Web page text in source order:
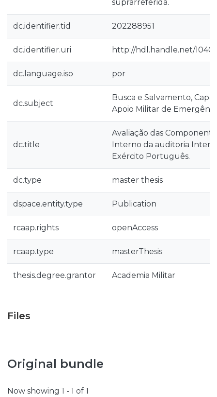
suprarreferida.
dc.identifier.tid 202288951
dc.identifier.uri http://hdl.handle.net/
dc.language.iso por
dc.subject
Busca e Salvamento,
Apoio Militar de
dc.title
Avaliação das
Interno da auditoria
Exército Português.
dc.type master thesis
dspace.entity.type Publication
rcaap.rights openAccess
rcaap.type masterThesis
thesis.degree.grantor Academia Militar
Files
Original bundle
Now showing 1 - 1 of 1